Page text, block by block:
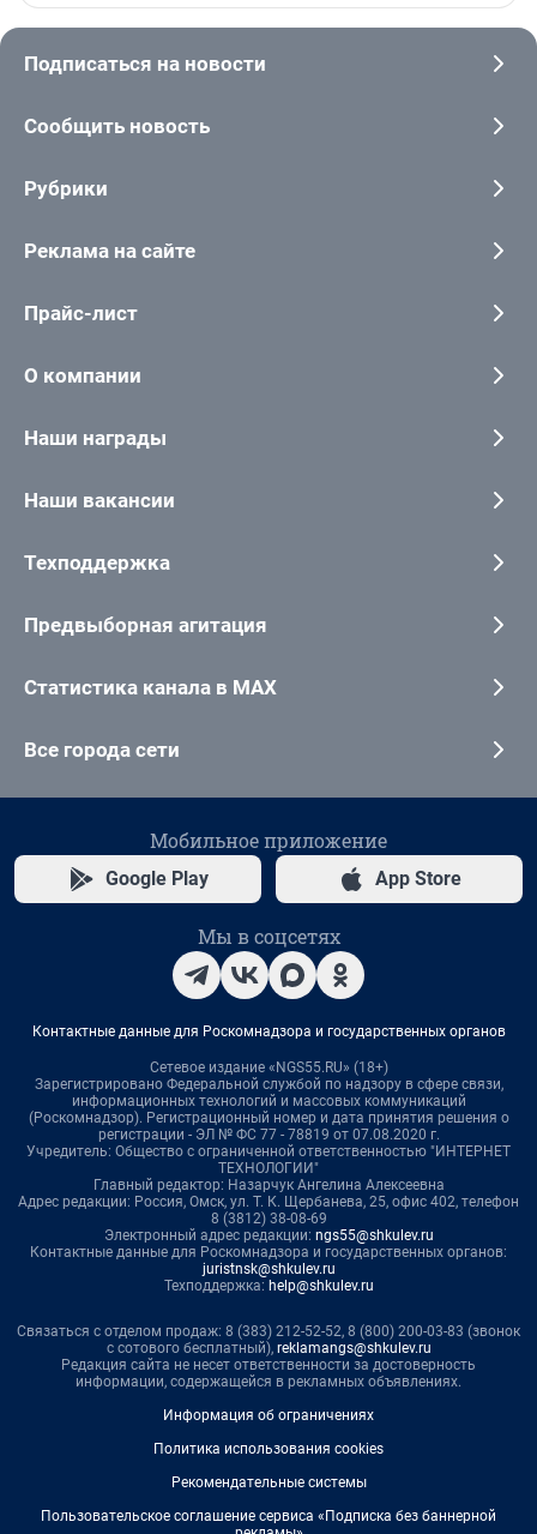
Подписаться на новости
Сообщить новость
Рубрики
Реклама на сайте
Прайс-лист
О компании
Наши награды
Наши вакансии
Техподдержка
Предвыборная агитация
Статистика канала в MAX
Все города сети
Мобильное приложение
Google Play App Store
Мы в соцсетях
Контактные данные для Роскомнадзора и государственных органов
Сетевое издание «NGS55.RU» (18+)
Зарегистрировано Федеральной службой по надзору в сфере связи,
информационных технологий и массовых коммуникаций
(Роскомнадзор). Регистрационный номер и дата принятия решения о
регистрации - ЭЛ № ФС 77 - 78819 от 07.08.2020 г.
Учредитель: Общество с ограниченной ответственностью "ИНТЕРНЕТ
ТЕХНОЛОГИИ"
Главный редактор: Назарчук Ангелина Алексеевна
Адрес редакции: Россия, Омск, ул. Т. К. Щербанева, 25, офис 402, телефон
8 (3812) 38-08-69
Электронный адрес редакции: ngs55@shkulev.ru
Контактные данные для Роскомнадзора и государственных органов:
juristnsk@shkulev.ru
Техподдержка: help@shkulev.ru
Связаться с отделом продаж: 8 (383) 212-52-52, 8 (800) 200-03-83 (звонок
с сотового бесплатный), reklamangs@shkulev.ru
Редакция сайта не несет ответственности за достоверность
информации, содержащейся в рекламных объявлениях.
Информация об ограничениях
Политика использования cookies
Рекомендательные системы
Пользовательское соглашение сервиса «Подписка без баннерной